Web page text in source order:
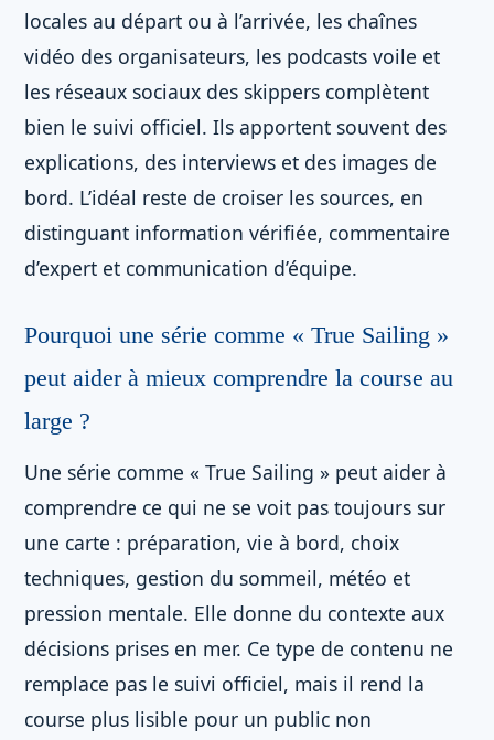
locales au départ ou à l’arrivée, les chaînes
vidéo des organisateurs, les podcasts voile et
les réseaux sociaux des skippers complètent
bien le suivi officiel. Ils apportent souvent des
explications, des interviews et des images de
bord. L’idéal reste de croiser les sources, en
distinguant information vérifiée, commentaire
d’expert et communication d’équipe.
Pourquoi une série comme « True Sailing »
peut aider à mieux comprendre la course au
large ?
Une série comme « True Sailing » peut aider à
comprendre ce qui ne se voit pas toujours sur
une carte : préparation, vie à bord, choix
techniques, gestion du sommeil, météo et
pression mentale. Elle donne du contexte aux
décisions prises en mer. Ce type de contenu ne
remplace pas le suivi officiel, mais il rend la
course plus lisible pour un public non